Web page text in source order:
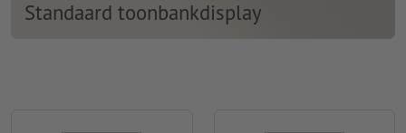
Standaard toonbankdisplay